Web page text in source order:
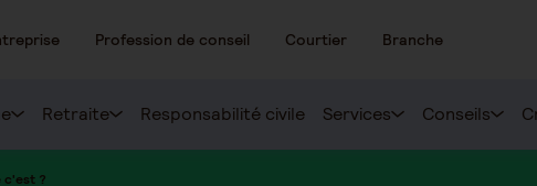
Profession de conseil Courtier Branche
Retraite Responsabilité civile Services Conseils
c'est ?